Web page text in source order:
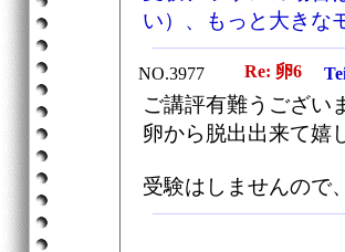
い）、もっと大きな
NO.3977 Re: 卵6
ご講評有難うござい
卵から脱出出来て嬉
受験はしませんので